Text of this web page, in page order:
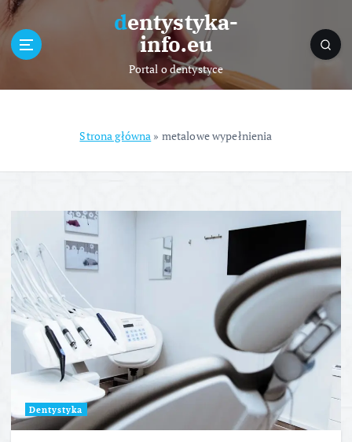
t
dentystyka-
info.eu
Portal o dentystyce
Strona główna » metalowe wypełnienia
Dentystyka